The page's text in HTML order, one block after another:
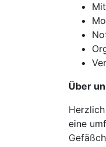
Über
eine